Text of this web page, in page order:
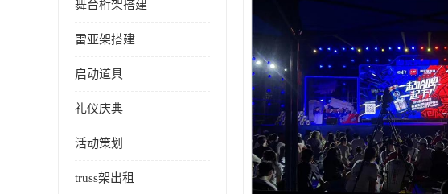
舞台桁架搭建
雷亚架搭建
启动道具
礼仪庆典
活动策划
truss架出租